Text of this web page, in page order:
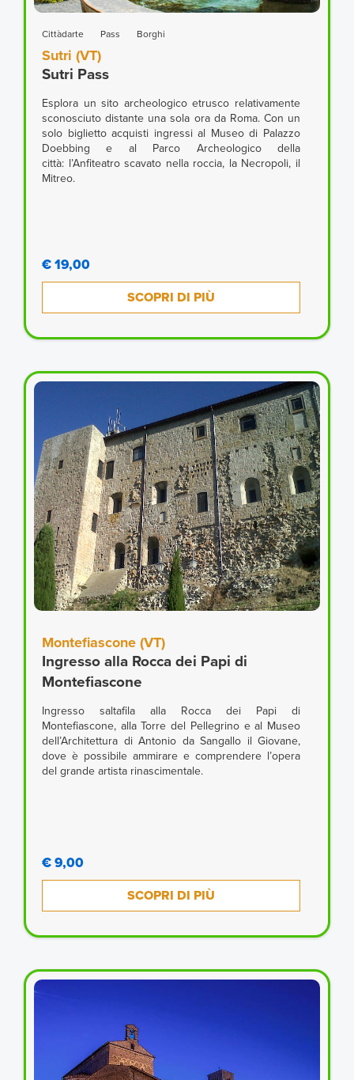
Cittàdarte Pass Borghi
Sutri (VT)
Sutri Pass
Esplora un sito archeologico etrusco relativamente
sconosciuto distante una sola ora da Roma. Con un
solo biglietto acquisti ingressi al Museo di Palazzo
Doebbing e al Parco Archeologico della
città: l’Anfiteatro scavato nella roccia, la Necropoli, il
Mitreo.
€ 19,00
SCOPRI DI PIÙ
Montefiascone (VT)
Ingresso alla Rocca dei Papi di
Montefiascone
Ingresso saltafila alla Rocca dei Papi di
Montefiascone, alla Torre del Pellegrino e al Museo
dell’Architettura di Antonio da Sangallo il Giovane,
dove è possibile ammirare e comprendere l’opera
del grande artista rinascimentale.
€ 9,00
SCOPRI DI PIÙ